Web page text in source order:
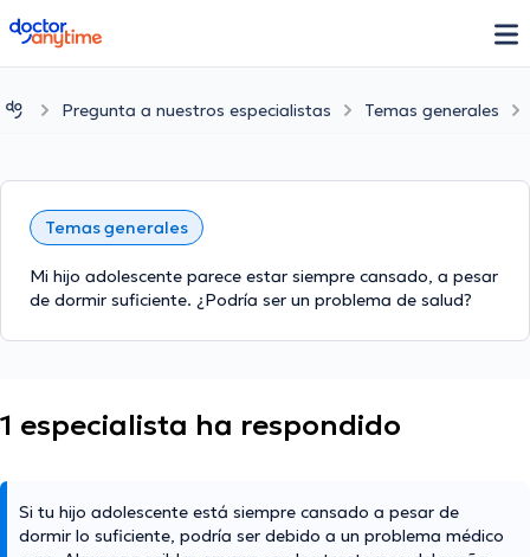
doctoranytime
Pregunta a nuestros especialistas Temas generales
Temas generales
Mi hijo adolescente parece estar siempre cansado, a pesar
de dormir suficiente. ¿Podría ser un problema de salud?
1 especialista ha respondido
Si tu hijo adolescente está siempre cansado a pesar de
dormir lo suficiente, podría ser debido a un problema médico